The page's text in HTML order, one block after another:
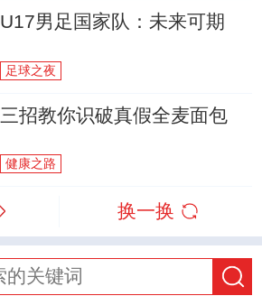
U17男足国家队：未来可期
足球之夜
三招教你识破真假全麦面包
健康之路
换一换